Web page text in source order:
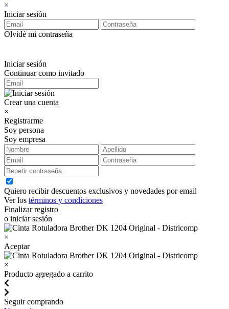
×
Iniciar sesión
Olvidé mi contraseña
Iniciar sesión
Continuar como invitado
Crear una cuenta
×
Registrarme
Soy persona
Soy empresa
Quiero recibir descuentos exclusivos y novedades por email
Ver los términos y condiciones
Finalizar registro
o iniciar sesión
×
Aceptar
×
Producto agregado a carrito
Seguir comprando